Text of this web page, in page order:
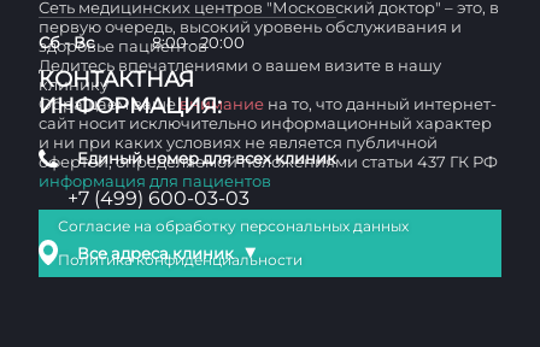
Сб - Вс 8:00 - 20:00
КОНТАКТНАЯ
ИНФОРМАЦИЯ:
Единый номер для всех клиник
+7 (499) 600-03-03
Все адреса клиник ▼
Сеть медицинских центров "Московский доктор" – это, в
первую очередь, высокий уровень обслуживания и
здоровье пациентов
Делитесь впечатлениями о вашем визите в нашу
клинику
Обращаем вашевнимание на то, что данный интернет-
сайт носит исключительно информационный характер
и ни при каких условиях не является публичной
офертой, определяемой положениями статьи 437 ГК РФ
информация для пациентов
Согласие на обработку персональных данных
Политика конфиденциальности